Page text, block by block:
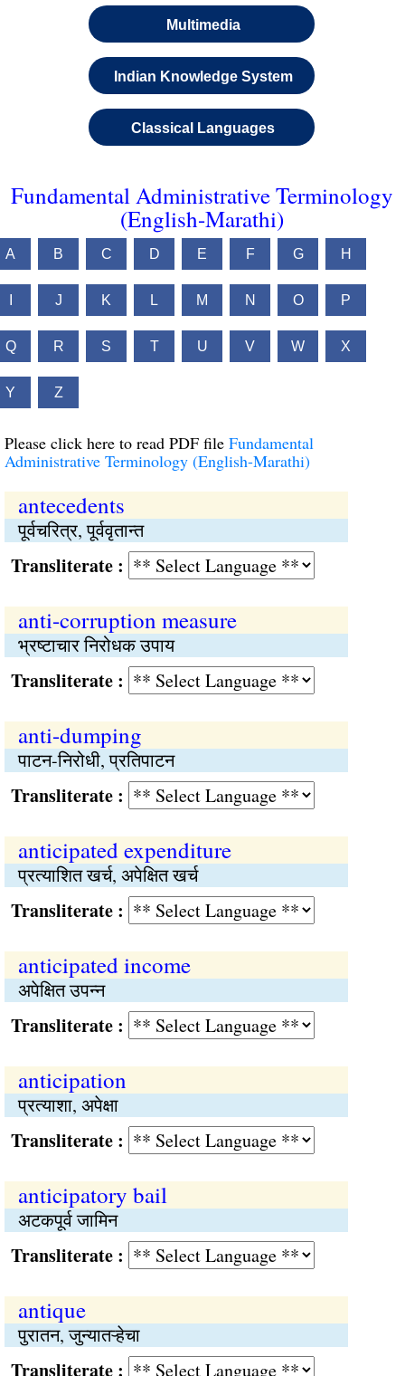
Multimedia
Indian Knowledge System
Classical Languages
Fundamental Administrative Terminology
(English-Marathi)
A B C D E F G H
J K L M N O P
Q R S T U V W X
Y Z
Please click here to read PDF file Fundamental
Administrative Terminology (English-Marathi)
antecedents
पूर्वचरित्र, पूर्ववृतान्त
:
anti-corruption measure
भ्रष्‍टाचार निरोधक उपाय
:
anti-dumping
पाटन-निरोधी, प्रतिपाटन
:
anticipated expenditure
प्रत्याशित खर्च, अपेक्षित खर्च
:
anticipated income
अपेक्षित उपन्न
:
anticipation
प्रत्याशा, अपेक्षा
:
anticipatory bail
अटकपूर्व जामिन
:
antique
पुरातन, जुन्यातऱ्हेचा
: